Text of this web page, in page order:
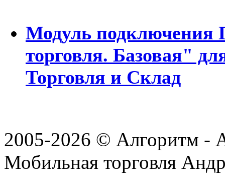
Модуль
торговля. Базовая"
Торговля и Склад
2005-2026 © Алгоритм -
Мобильная торговля